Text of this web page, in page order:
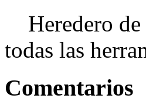
Heredero de
todas las
Comentarios